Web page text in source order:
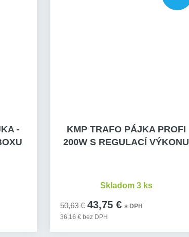
-
KMP TRAFO PÁJKA PROFI
200W S REGULACÍ VÝKONU
50,63 € 43,75 € s DPH
36,16 € bez DPH
Skladom 3 ks